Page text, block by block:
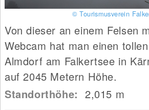
© Tourismusverein
Von dieser an einem Felsen
Webcam hat man einen
Almdorf am Falkertsee in
auf 2045 Metern Höhe.
Standorthöhe:2,015 m